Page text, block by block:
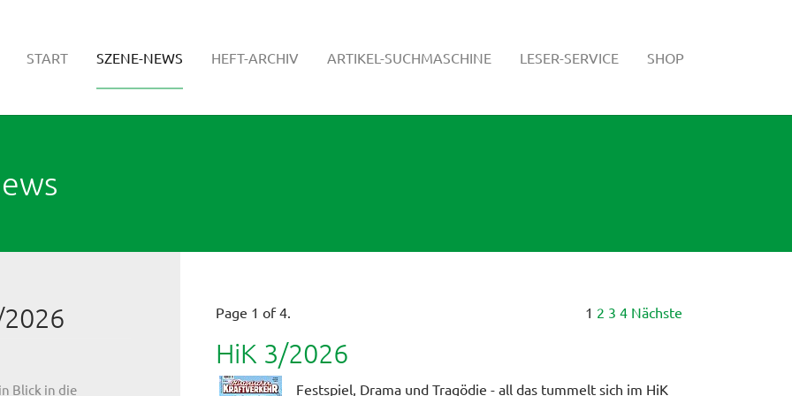
START SZENE-NEWS HEFT-ARCHIV ARTIKEL-SUCHMASCHINE LESER-SERVICE SHOP
Blick in die
Page 1 of 4. 1 2 3 4 Nächste
HiK 3/2026
Festspiel, Drama und Tragödie - all das tummelt sich im HiK